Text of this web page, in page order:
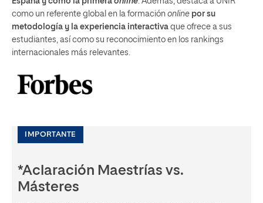
como un referente global en la formación online por su
metodología y la experiencia interactiva que ofrece a sus
estudiantes, así como su reconocimiento en los rankings
internacionales más relevantes.
IMPORTANTE
*Aclaración Maestrías vs.
Másteres